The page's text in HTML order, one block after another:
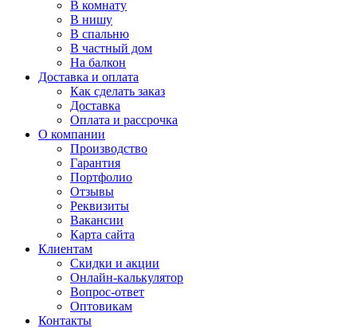
В комнату
В нишу
В спальню
В частный дом
На балкон
Доставка и оплата
Как сделать заказ
Доставка
Оплата и рассрочка
О компании
Производство
Гарантия
Портфолио
Отзывы
Реквизиты
Вакансии
Карта сайта
Клиентам
Скидки и акции
Онлайн-калькулятор
Вопрос-ответ
Оптовикам
Контакты